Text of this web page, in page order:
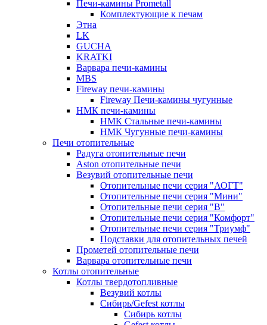
Печи-камины Prometall
Комплектующие к печам
Этна
LK
GUCHA
KRATKI
Варвара печи-камины
MBS
Fireway печи-камины
Fireway Печи-камины чугунные
НМК печи-камины
НМК Стальные печи-камины
НМК Чугунные печи-камины
Печи отопительные
Радуга отопительные печи
Aston отопительные печи
Везувий отопительные печи
Отопительные печи серия "АОГТ"
Отопительные печи серия "Мини"
Отопительные печи серия "В"
Отопительные печи серия "Комфорт"
Отопительные печи серия "Триумф"
Подставки для отопительных печей
Прометей отопительные печи
Варвара отопительные печи
Котлы отопительные
Котлы твердотопливные
Везувий котлы
Сибирь/Gefest котлы
Сибирь котлы